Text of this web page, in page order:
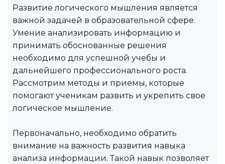
Развитие логического мышления является
важной задачей в образовательной сфере.
Умение анализировать информацию и
принимать обоснованные решения
необходимо для успешной учебы и
дальнейшего профессионального роста.
Рассмотрим методы и приемы, которые
помогают ученикам развить и укрепить свое
логическое мышление.
Первоначально, необходимо обратить
внимание на важность развития навыка
анализа информации. Такой навык позволяет